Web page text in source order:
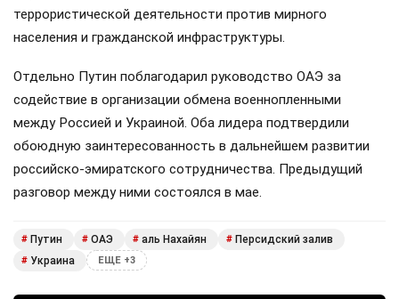
террористической деятельности против мирного
населения и гражданской инфраструктуры.
Отдельно Путин поблагодарил руководство ОАЭ за
содействие в организации обмена военнопленными
между Россией и Украиной. Оба лидера подтвердили
обоюдную заинтересованность в дальнейшем развитии
российско-эмиратского сотрудничества. Предыдущий
разговор между ними состоялся в мае.
# Путин # ОАЭ # аль Нахайян # Персидский залив
# Украина ЕЩЕ +3